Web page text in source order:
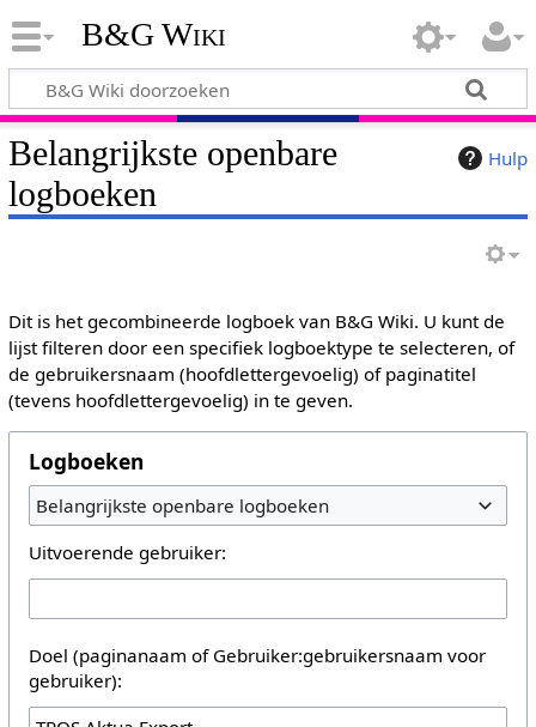
B&G Wiki
Hulp
Belangrijkste openbare
logboeken
Dit is het gecombineerde logboek van B&G Wiki. U kunt de
lijst filteren door een specifiek logboektype te selecteren, of
de gebruikersnaam (hoofdlettergevoelig) of paginatitel
(tevens hoofdlettergevoelig) in te geven.
Logboeken
Belangrijkste openbare logboeken
Uitvoerende gebruiker:
Doel (paginanaam of Gebruiker:gebruikersnaam voor
gebruiker):